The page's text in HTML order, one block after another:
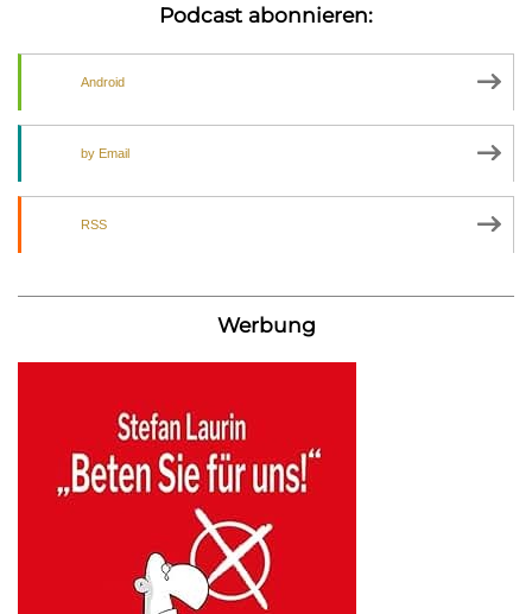
Podcast abonnieren:
Android
by Email
RSS
Werbung